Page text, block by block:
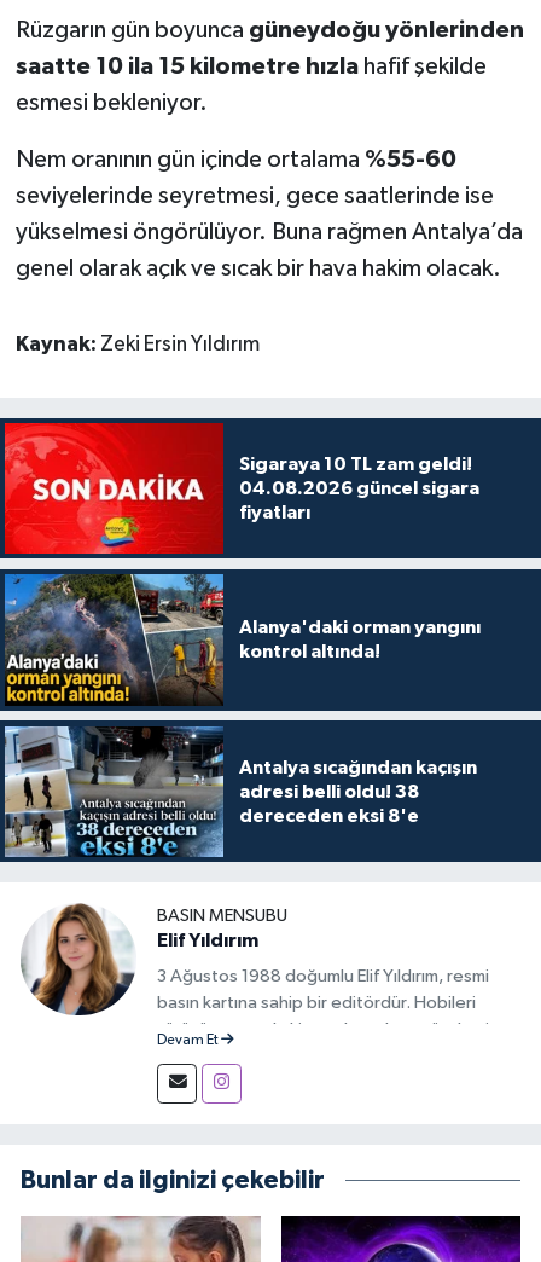
Rüzgarın gün boyunca güneydoğu yönlerinden
saatte 10 ila 15 kilometre hızlahafif şekilde
esmesi bekleniyor.
Nem oranının gün içinde ortalama %55-60
seviyelerinde seyretmesi, gece saatlerinde ise
yükselmesi öngörülüyor. Buna rağmen Antalya’da
genel olarak açık ve sıcak bir hava hakim olacak.
Kaynak: Zeki Ersin Yıldırım
Sigaraya 10 TL zam geldi!
04.08.2026 güncel sigara
fiyatları
Alanya'daki orman yangını
kontrol altında!
Antalya sıcağından kaçışın
adresi belli oldu! 38
dereceden eksi 8'e
BASIN MENSUBU
Elif Yıldırım
3 Ağustos 1988 doğumlu Elif Yıldırım, resmi
basın kartına sahip bir editördür. Hobileri
yürüyüş yapmak, kitap okumak ve gündemi
Devam Et
Bunlar da ilginizi çekebilir